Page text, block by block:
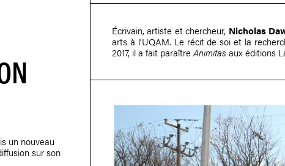
un nouveau
sur son
Écrivain, artiste et chercheur, Nicholas
arts à l’UQAM. Le récit de soi et la
2017, il a fait paraître Animitas aux éditions